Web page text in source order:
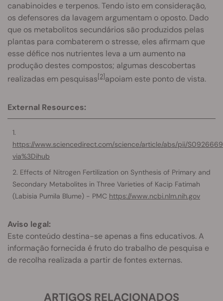
canabinoides e terpenos. Tendo isto em consideração,
os defensores da lavagem argumentam o oposto. Dado
que os metabolitos secundários são produzidos pelas
plantas para combaterem o stresse, eles afirmam que
esse défice nos nutrientes leva a um aumento na
produção destes compostos; algumas descobertas
realizadas em pesquisas[2]apoiam este ponto de vista.
External Resources:
https://www.sciencedirect.com/science/article/abs/pii/
via%3Dihub
Effects of Nitrogen Fertilization on Synthesis of Primary and
Secondary Metabolites in Three Varieties of Kacip Fatimah
(Labisia Pumila Blume) - PMC https://www.ncbi.nlm.nih.gov
Aviso legal:
Este conteúdo destina-se apenas a fins educativos. A
informação fornecida é fruto do trabalho de pesquisa e
de recolha realizada a partir de fontes externas.
ARTIGOS RELACIONADOS